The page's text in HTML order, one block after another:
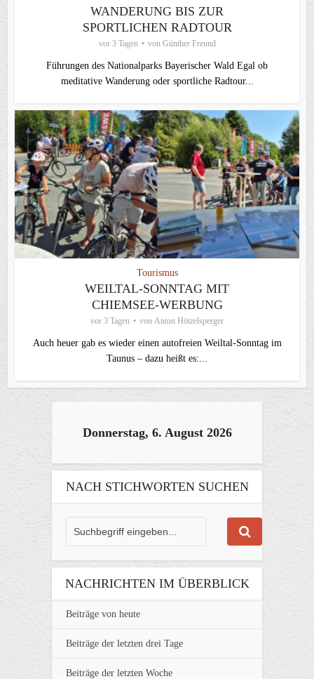
WANDERUNG BIS ZUR
SPORTLICHEN RADTOUR
vor 3 Tagen von Günther Freund
Führungen des Nationalparks Bayerischer Wald Egal ob
meditative Wanderung oder sportliche Radtour...
Tourismus
WEILTAL-SONNTAG MIT
CHIEMSEE-WERBUNG
vor 3 Tagen von Anton Hötzelsperger
Auch heuer gab es wieder einen autofreien Weiltal-Sonntag im
Taunus – dazu heißt es:...
Donnerstag, 6. August 2026
NACH STICHWORTEN SUCHEN
NACHRICHTEN IM ÜBERBLICK
Beiträge von heute
Beiträge der letzten drei Tage
Beiträge der letzten Woche